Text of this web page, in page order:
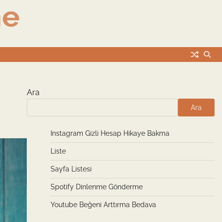
Ara
Ara
Instagram Gizli Hesap Hikaye Bakma
Liste
Sayfa Listesi
Spotify Dinlenme Gönderme
Youtube Beğeni Arttırma Bedava